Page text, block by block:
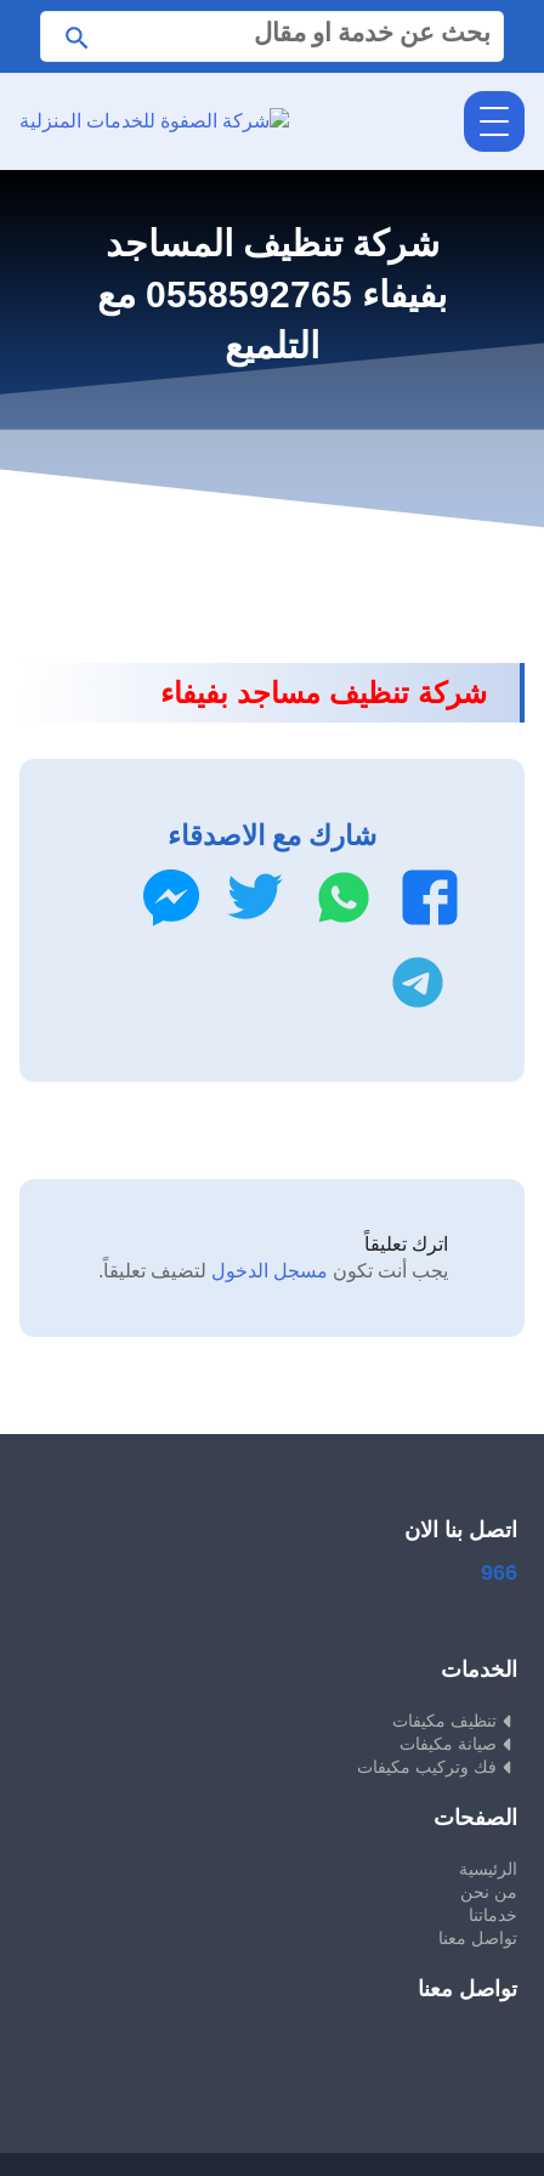
البحث
عن:
شركة تنظيف المساجد
بفيفاء 0558592765 مع
التلميع
شركة تنظيف مساجد بفيفاء
شارك مع الاصدقاء
فيسبوك
واتساب تويتر
اترك تعليقاً
يجب أنت تكون مسجل الدخول لتضيف تعليقاً.
اتصل بنا الان
966
الخدمات
تنظيف مكيفات
صيانة مكيفات
فك وتركيب مكيفات
الصفحات
الرئيسية
من نحن
خدماتنا
تواصل معنا
تواصل معنا